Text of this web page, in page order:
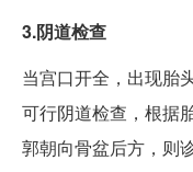
3.阴道检查
当宫口开全，出现胎
可行阴道检查，根据
郭朝向骨盆后方，则